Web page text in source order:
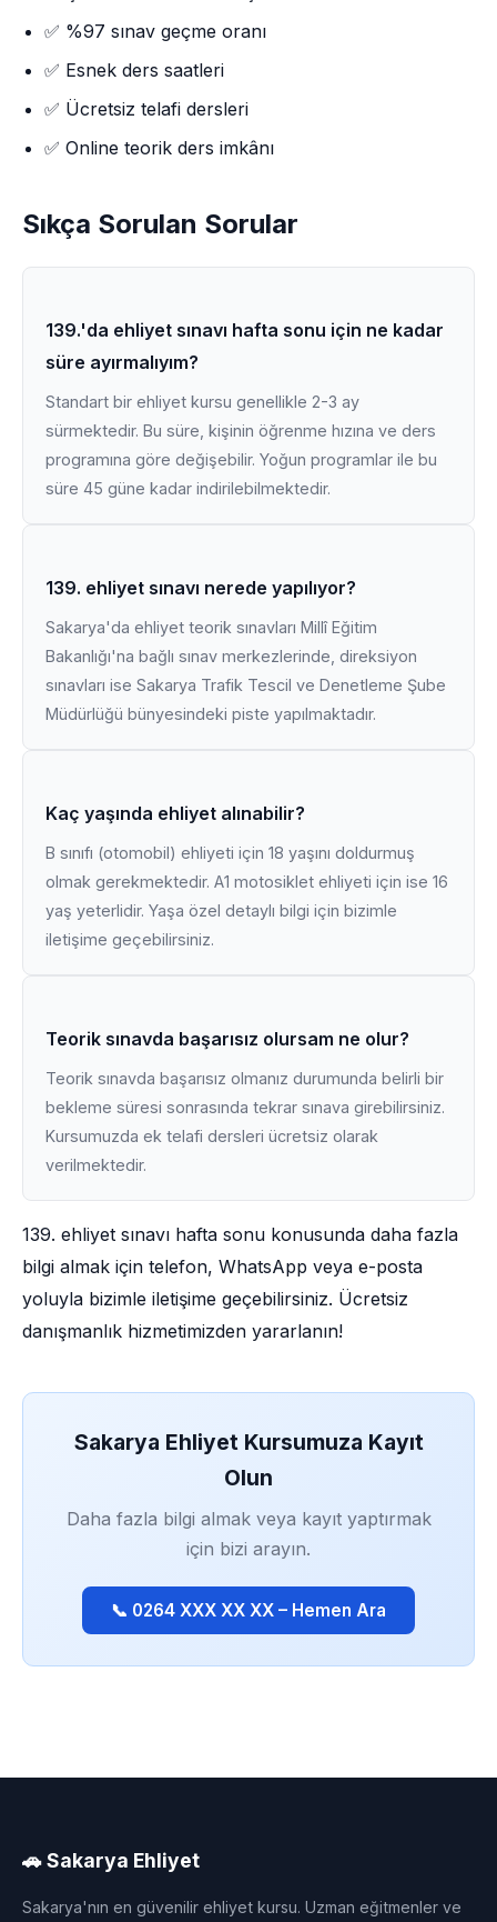
✅ %97 sınav geçme oranı
✅ Esnek ders saatleri
✅ Ücretsiz telafi dersleri
✅ Online teorik ders imkânı
Sıkça Sorulan Sorular
139.'da ehliyet sınavı hafta sonu için ne kadar
süre ayırmalıyım?
Standart bir ehliyet kursu genellikle 2-3 ay
sürmektedir. Bu süre, kişinin öğrenme hızına ve ders
programına göre değişebilir. Yoğun programlar ile bu
süre 45 güne kadar indirilebilmektedir.
139. ehliyet sınavı nerede yapılıyor?
Sakarya'da ehliyet teorik sınavları Millî Eğitim
Bakanlığı'na bağlı sınav merkezlerinde, direksiyon
sınavları ise Sakarya Trafik Tescil ve Denetleme Şube
Müdürlüğü bünyesindeki piste yapılmaktadır.
Kaç yaşında ehliyet alınabilir?
B sınıfı (otomobil) ehliyeti için 18 yaşını doldurmuş
olmak gerekmektedir. A1 motosiklet ehliyeti için ise 16
yaş yeterlidir. Yaşa özel detaylı bilgi için bizimle
iletişime geçebilirsiniz.
Teorik sınavda başarısız olursam ne olur?
Teorik sınavda başarısız olmanız durumunda belirli bir
bekleme süresi sonrasında tekrar sınava girebilirsiniz.
Kursumuzda ek telafi dersleri ücretsiz olarak
verilmektedir.
139. ehliyet sınavı hafta sonu konusunda daha fazla
bilgi almak için telefon, WhatsApp veya e-posta
yoluyla bizimle iletişime geçebilirsiniz. Ücretsiz
danışmanlık hizmetimizden yararlanın!
Sakarya Ehliyet Kursumuza Kayıt
Olun
Daha fazla bilgi almak veya kayıt yaptırmak
için bizi arayın.
📞 0264 XXX XX XX – Hemen Ara
🚗 Sakarya Ehliyet
Sakarya'nın en güvenilir ehliyet kursu. Uzman eğitmenler ve